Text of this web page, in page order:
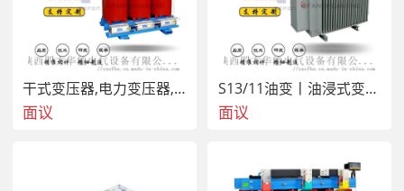
干式变压器,电力变压器,预装式变电站,陕西干变
面议
S13/11油变丨油浸式变压器丨三相油浸式变压器
面议